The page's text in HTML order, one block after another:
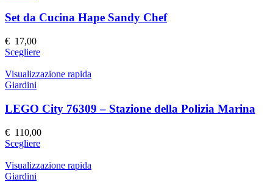
prodotto
Le
scelte
nella
pagina
prodotto
Set da Cucina Hape Sandy Chef
€ 17,00
ScegliereQuesto
ha
Le
opzioni
possono
essere
scelte
nella
pagina
Visualizzazione rapida
Giardini
LEGO City 76309 – Stazione della Polizia Marina
€ 110,00
ScegliereQuesto
ha
Visualizzazione rapida
Giardini